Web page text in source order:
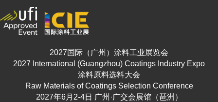
2027国际（广州）涂料工业展览会
2027 International (Guangzhou) Coatings Industry Expo
涂料原料选料大会
Raw Materials of Coatings Selection Conference
2027年6月2-4日 广州·广交会展馆（琶洲）